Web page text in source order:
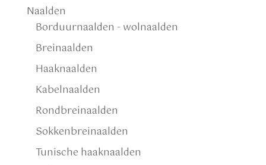
Naalden
Borduurnaalden - wolnaalden
Breinaalden
Haaknaalden
Kabelnaalden
Rondbreinaalden
Sokkenbreinaalden
Tunische haaknaalden